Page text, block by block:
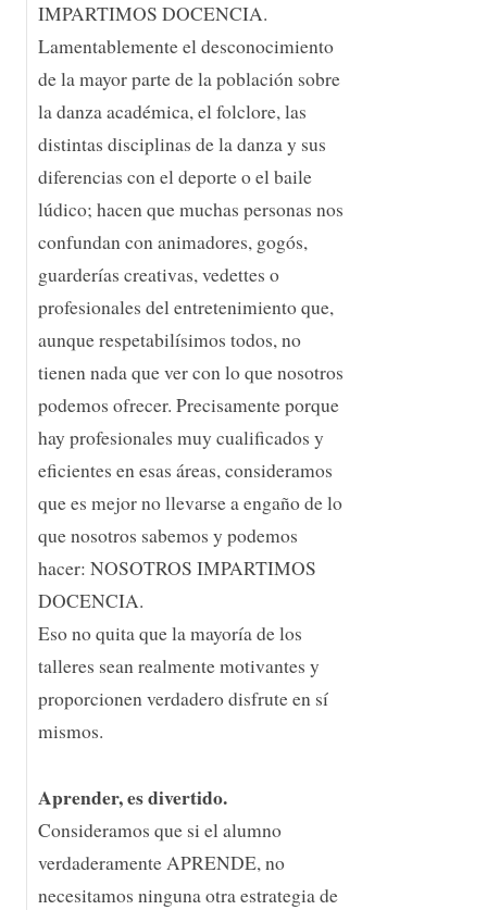
IMPARTIMOS DOCENCIA.
Lamentablemente el desconocimiento
de la mayor parte de la población sobre
la danza académica, el folclore, las
distintas disciplinas de la danza y sus
diferencias con el deporte o el baile
lúdico; hacen que muchas personas nos
confundan con animadores, gogós,
guarderías creativas, vedettes o
profesionales del entretenimiento que,
aunque respetabilísimos todos, no
tienen nada que ver con lo que nosotros
podemos ofrecer. Precisamente porque
hay profesionales muy cualificados y
eficientes en esas áreas, consideramos
que es mejor no llevarse a engaño de lo
que nosotros sabemos y podemos
hacer: NOSOTROS IMPARTIMOS
DOCENCIA.
Eso no quita que la mayoría de los
talleres sean realmente motivantes y
proporcionen verdadero disfrute en sí
mismos.
Aprender, es divertido.
Consideramos que si el alumno
verdaderamente APRENDE, no
necesitamos ninguna otra estrategia de